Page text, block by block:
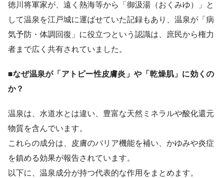
徳川将軍家が、遠く熱海等から「御汲湯（おくみゆ）」と
して温泉を江戸城に運ばせていた記録もあり、温泉が「病
気予防・体調回復」に役立つという認識は、庶民から権力
者まで広く共有されていました。
■なぜ温泉が「アトピー性皮膚炎」や「乾燥肌」に効くの
か？
温泉は、水道水とは違い、豊富な天然ミネラルや酸化還元
物質を含んでいます。
これらの成分は、皮膚のバリア機能を補い、かゆみや炎症
を鎮める効果が報告されています。
以下に、温泉成分が持つ代表的な作用をまとめます。